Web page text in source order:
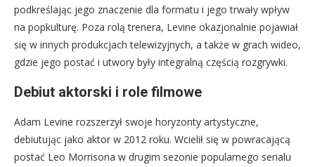
podkreślając jego znaczenie dla formatu i jego trwały wpływ
na popkulturę. Poza rolą trenera, Levine okazjonalnie pojawiał
się w innych produkcjach telewizyjnych, a także w grach wideo,
gdzie jego postać i utwory były integralną częścią rozgrywki.
Debiut aktorski i role filmowe
Adam Levine rozszerzył swoje horyzonty artystyczne,
debiutując jako aktor w 2012 roku. Wcielił się w powracającą
postać Leo Morrisona w drugim sezonie popularnego serialu